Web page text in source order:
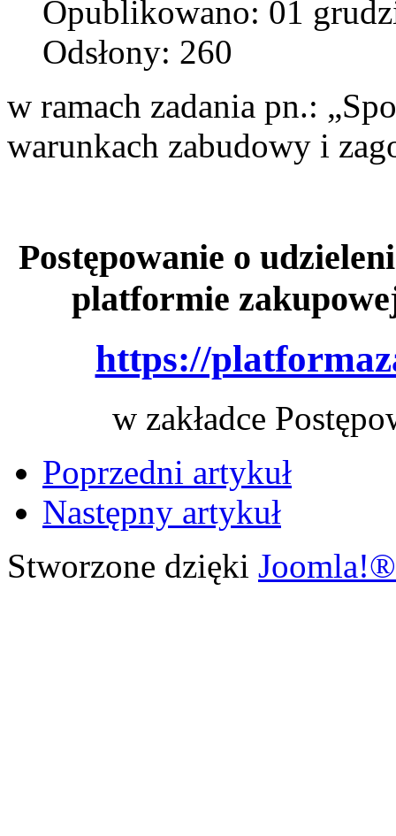
Opublikowano: 01
Odsłony: 260
w ramach zadania pn.:
warunkach zabudowy i
Postępowanie o
platformie
https://
w zakładce
Poprzedni artykuł
Następny artykuł
Stworzone dzięki Joomla!®